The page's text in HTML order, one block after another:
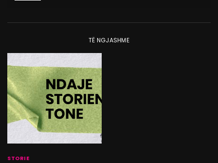
TË NGJASHME
STORIE